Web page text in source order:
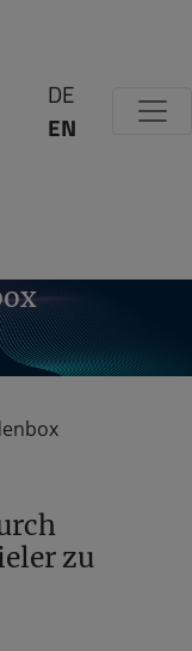
DE
EN
zu